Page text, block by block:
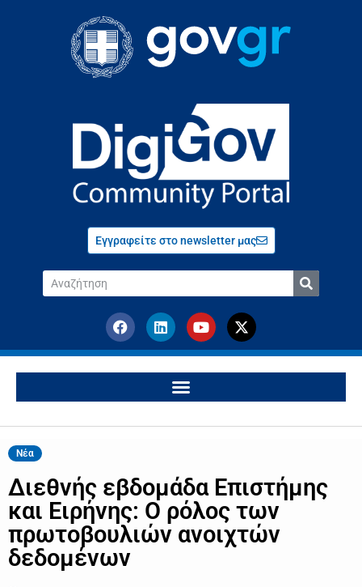
Εγγραφείτε στο newsletter μας
Νέα
Διεθνής εβδομάδα Επιστήμης
και Ειρήνης: Ο ρόλος των
πρωτοβουλιών ανοιχτών
δεδομένων